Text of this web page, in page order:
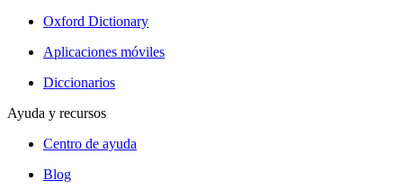
Oxford Dictionary
Aplicaciones móviles
Diccionarios
Ayuda y recursos
Centro de ayuda
Blog